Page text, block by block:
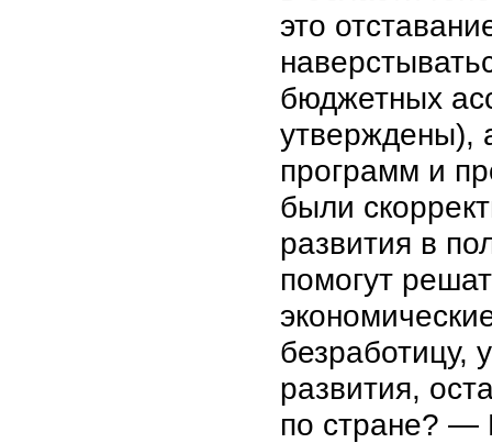
это
бюджетных
утверждены),
программ и
были
развития в
помогут
безработицу,
развития,
по стране? —